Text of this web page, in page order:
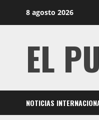
8 agosto 2026
EL
NOTICIAS